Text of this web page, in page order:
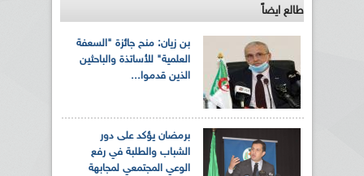
طالع ايضاً
بن زيان: منح جائزة "السعفة
العلمية" للأساتذة والباحثين
الذين قدموا...
برمضان يؤكد على دور
الشباب والطلبة في رفع
الوعي المجتمعي لمجابهة